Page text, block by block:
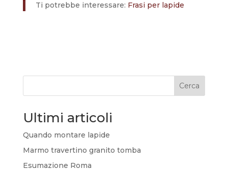
Ti potrebbe interessare: Frasi per lapide
Cerca
Ultimi articoli
Quando montare lapide
Marmo travertino granito tomba
Esumazione Roma